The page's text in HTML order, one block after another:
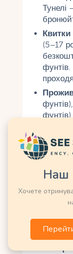
Тунелі
Квитки
(5–17
фунтів)
Їжа:
White
:
кофту.
Наш
Хочете